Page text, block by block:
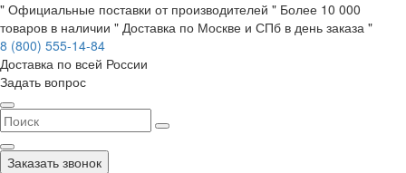
" Официальные поставки от производителей " Более 10 000
товаров в наличии " Доставка по Москве и СПб в день заказа "
8 (800) 555-14-84
Доставка по всей России
Задать вопрос
Заказать звонок